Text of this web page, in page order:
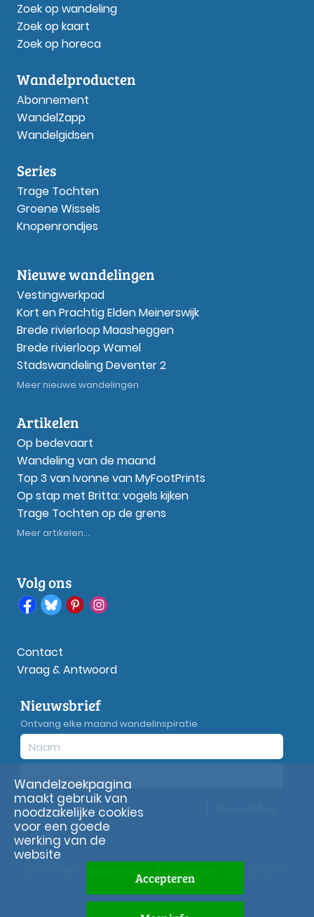
Zoek op wandeling
Zoek op kaart
Zoek op horeca
Wandelproducten
Abonnement
WandelZapp
Wandelgidsen
Series
Trage Tochten
Groene Wissels
Knopenrondjes
Nieuwe wandelingen
Vestingwerkpad
Kort en Prachtig Elden Meinerswijk
Brede rivierloop Maasheggen
Brede rivierloop Wamel
Stadswandeling Deventer 2
Meer nieuwe wandelingen
Artikelen
Op bedevaart
Wandeling van de maand
Top 3 van Ivonne van MyFootPrints
Op stap met Britta: vogels kijken
Trage Tochten op de grens
Meer artikelen...
Volg ons
Contact
Vraag & Antwoord
Nieuwsbrief
Ontvang elke maand wandelinspiratie
Privacyverklaring
© Wandelzoekpagina.nl
Wandelzoekpagina
maakt gebruik van
noodzakelijke cookies
voor een goede
werking van de
website
Accepteren